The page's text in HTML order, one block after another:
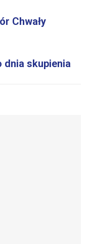
Chwały
skupienia